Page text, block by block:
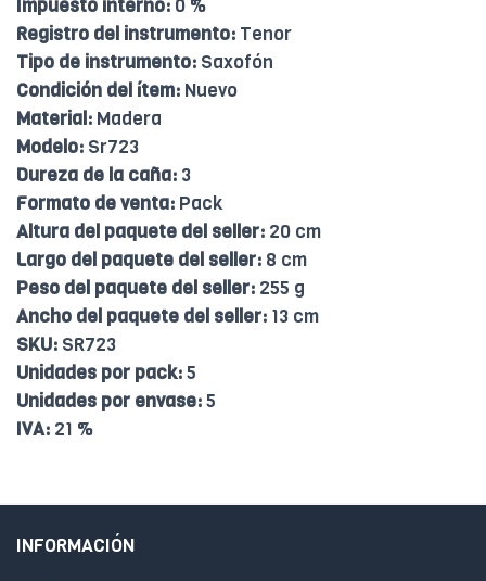
Impuesto interno: 0 %
Registro del instrumento: Tenor
Tipo de instrumento: Saxofón
Condición del ítem: Nuevo
Material: Madera
Modelo: Sr723
Dureza de la caña: 3
Formato de venta: Pack
Altura del paquete del seller: 20 cm
Largo del paquete del seller: 8 cm
Peso del paquete del seller: 255 g
Ancho del paquete del seller: 13 cm
SKU: SR723
Unidades por pack:5
Unidades por envase:5
IVA: 21 %
INFORMACIÓN